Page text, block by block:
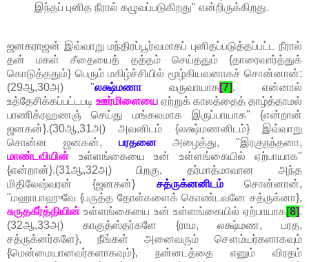
இந்தப் புனித நீரால் கழுவப்படுகிறது" என்றிருக்கிறது.
ஜனகராஜன் இவ்வாறு மந்திரப்பூர்வமாகப் புனிதப்படுத்தப்பட்ட நீரால்
தன் மகள் சீதையைத் தத்தம் செய்ததும் {தாரைவார்த்துக்
கொடுத்ததும்} பெரும் மகிழ்ச்சியில் மூழ்கியவனாகச் சொன்னான்:
(29ஆ,30அ) "லக்ஷ்மணாவருவாயாக[7]. என்னால்
உத்தேசிக்கப்பட்டபடி ஊர்மிளையை ஏற்றுக் காலத்தைத் தாழ்த்தாமல்
பாணிக்ரஹணஞ் செய்து மங்கலமாக இருப்பாயாக" {என்றான்
ஜனகன்}.(30ஆ,31அ) அவனிடம் {லக்ஷ்மணனிடம்} இவ்வாறு
சொன்ன ஜனகன், பரதனைஅழைத்து, "இரகுநந்தனா,
மாண்டவியின் உள்ளங்கையை உன் உள்ளங்கையில் ஏற்பாயாக"
{என்றான்}.(31ஆ,32அ) பிறகு, தர்மாத்மாவான அந்த
மிதிலேஷ்வரன் {ஜனகன்} சத்ருக்னனிடம்சொன்னான்,
"மஹாபாஹுவே {பருத்த தோள்களைக் கொண்டவனே சத்ருக்னா},
சுருதகீர்த்தியின் உள்ளங்கையை உன் உள்ளங்கையில் ஏற்பாயாக[8].
(32ஆ,33அ) காகுத்ஸ்தர்களே {ராம, லக்ஷ்மண, பரத,
சத்ருக்னர்களே}, நீங்கள் அனைவரும் சௌம்யர்களாகவும்
{மென்மையானவர்களாகவும்}, நன்னடத்தை எனும் விரதம்